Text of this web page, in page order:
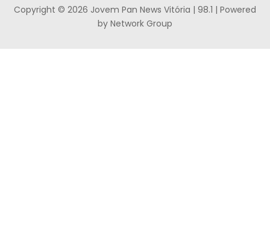
Copyright © 2026 Jovem Pan News Vitória | 98.1 | Powered
by Network Group